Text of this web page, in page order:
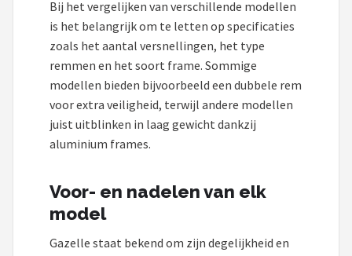
Bij het vergelijken van verschillende modellen
is het belangrijk om te letten op specificaties
zoals het aantal versnellingen, het type
remmen en het soort frame. Sommige
modellen bieden bijvoorbeeld een dubbele rem
voor extra veiligheid, terwijl andere modellen
juist uitblinken in laag gewicht dankzij
aluminium frames.
Voor- en nadelen van elk
model
Gazelle staat bekend om zijn degelijkheid en